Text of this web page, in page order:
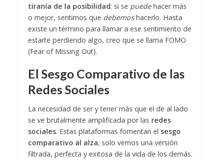
tiranía de la posibilidad: si se puedehacer más
o mejor, sentimos que debemoshacerlo. Hasta
existe un término para llamar a ese sentimiento de
estarte perdiendo algo, creo que se llama FOMO
(Fear of Missing Out).
El Sesgo Comparativo de las
Redes Sociales
La necesidad de ser y tener más que el de al lado
se ve brutalmente amplificada por las redes
sociales. Estas plataformas fomentan el sesgo
comparativo al alza; solo vemos una versión
filtrada, perfecta y exitosa de la vida de los demás.